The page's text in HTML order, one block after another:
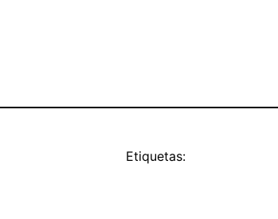
Etiquetas: